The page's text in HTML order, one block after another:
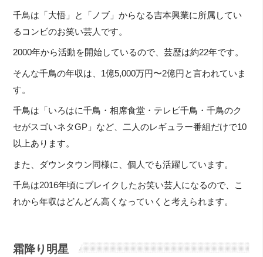
千鳥は「大悟」と「ノブ」からなる吉本興業に所属してい
るコンビのお笑い芸人です。
2000年から活動を開始しているので、芸歴は約22年です。
そんな千鳥の年収は、1億5,000万円〜2億円と言われていま
す。
千鳥は「いろはに千鳥・相席食堂・テレビ千鳥・千鳥のク
セがスゴいネタGP」など、二人のレギュラー番組だけで10
以上あります。
また、ダウンタウン同様に、個人でも活躍しています。
千鳥は2016年頃にブレイクしたお笑い芸人になるので、こ
れから年収はどんどん高くなっていくと考えられます。
霜降り明星